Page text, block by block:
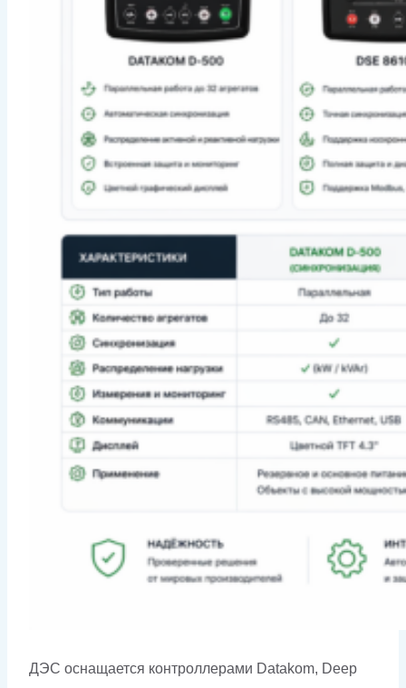
ДЭС оснащается контроллерами Datakom, Deep